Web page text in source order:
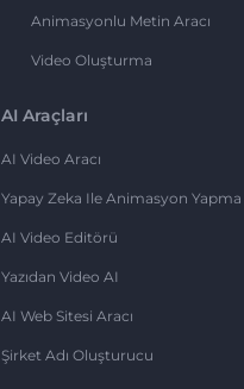
Animasyonlu Metin Aracı
Video Oluşturma
AI Araçları
AI Video Aracı
Yapay Zeka Ile Animasyon Yapma
AI Video Editörü
Yazıdan Video AI
AI Web Sitesi Aracı
Şirket Adı Oluşturucu